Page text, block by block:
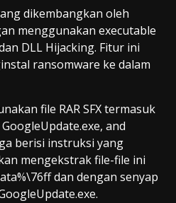
dikembangkan oleh
menggunakan executable
DLL Hijacking. Fitur ini
ransomware ke dalam
file RAR SFX termasuk
and
berisi instruksi yang
mengekstrak file-file ini
dan dengan senyap